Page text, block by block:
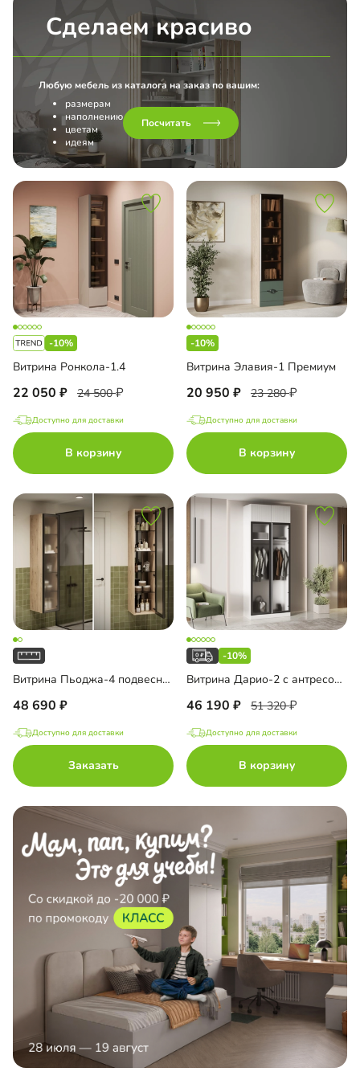
Сделаем красиво
Любую мебель из каталога на заказ по вашим:
размерам
наполнению
цветам
идеям
Посчитать
-10%
Витрина Ронкола-1.4
22 050 24 500
Доступно для доставки
В корзину
-10%
Витрина Элавия-1 Премиум
20 950 23 280
Доступно для доставки
В корзину
Витрина Пьоджа-4 подвесная
48 690
Доступно для доставки
Заказать
-10%
Витрина Дарио-2 с антресолью
46 190 51 320
Доступно для доставки
В корзину